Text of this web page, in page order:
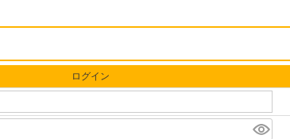
ログイン